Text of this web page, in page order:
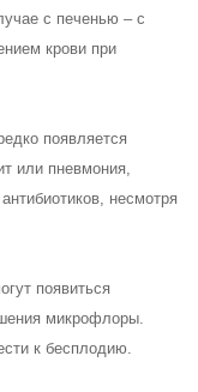
с печенью – с
крови при
появляется
или пневмония,
несмотря
появиться
микрофлоры.
к бесплодию.